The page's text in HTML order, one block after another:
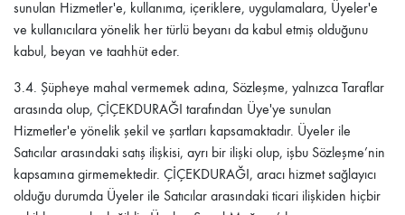
sunulan Hizmetler'e, kullanıma, içeriklere, uygulamalara, Üyeler'e
ve kullanıcılara yönelik her türlü beyanı da kabul etmiş olduğunu
kabul, beyan ve taahhüt eder.
3.4. Şüpheye mahal vermemek adına, Sözleşme, yalnızca Taraflar
arasında olup, ÇİÇEKDURAĞI tarafından Üye'ye sunulan
Hizmetler'e yönelik şekil ve şartları kapsamaktadır. Üyeler ile
Satıcılar arasındaki satış ilişkisi, ayrı bir ilişki olup, işbu Sözleşme’nin
kapsamına girmemektedir. ÇİÇEKDURAĞI, aracı hizmet sağlayıcı
olduğu durumda Üyeler ile Satıcılar arasındaki ticari ilişkiden hiçbir